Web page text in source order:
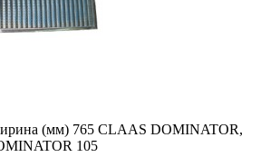
(мм) 765 CLAAS DOMINATOR,
105